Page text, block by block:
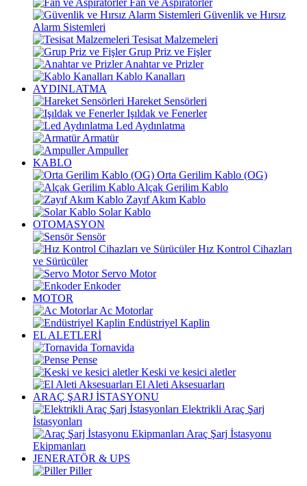
Fan ve Aspiratörler
Güvenlik ve Hırsız
Alarm Sistemleri
Tesisat Malzemeleri
Grup Priz ve Fişler
Anahtar ve Prizler
Kablo Kanalları
AYDINLATMA
Hareket Sensörleri
Işıldak ve Fenerler
Led Aydınlatma
Armatür
Ampuller
KABLO
Orta Gerilim Kablo (OG)
Alçak Gerilim Kablo
Zayıf Akım Kablo
Solar Kablo
OTOMASYON
Sensör
Hız Kontrol Cihazları
ve Sürücüler
Servo Motor
Enkoder
MOTOR
Ac Motorlar
Endüstriyel Kaplin
EL ALETLERİ
Tornavida
Pense
Keski ve kesici aletler
El Aleti Aksesuarları
ARAÇ ŞARJ İSTASYONU
Elektrikli Araç Şarj
İstasyonları
Araç Şarj İstasyonu
Ekipmanları
JENERATÖR & UPS
Piller